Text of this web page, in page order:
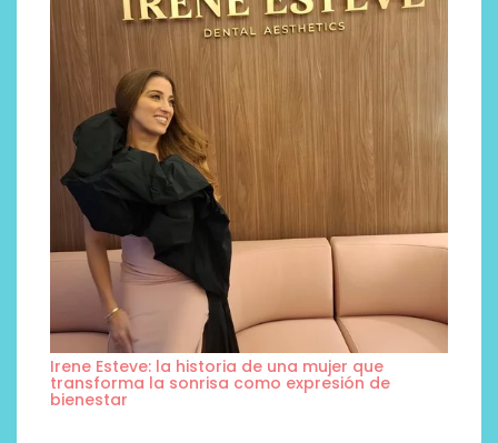
Irene Esteve: la historia de una mujer que
transforma la sonrisa como expresión de
bienestar